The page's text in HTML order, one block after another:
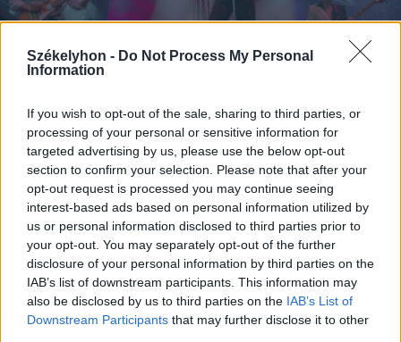
Székelyhon - Do Not Process My Personal
Information
If you wish to opt-out of the sale, sharing to third parties, or
processing of your personal or sensitive information for
targeted advertising by us, please use the below opt-out
section to confirm your selection. Please note that after your
opt-out request is processed you may continue seeing
interest-based ads based on personal information utilized by
us or personal information disclosed to third parties prior to
your opt-out. You may separately opt-out of the further
disclosure of your personal information by third parties on the
IAB’s list of downstream participants. This information may
also be disclosed by us to third parties on the IAB’s List of
Downstream Participants that may further disclose it to other
2026. augusztus 09., vasárnap
Magyar előadók Sziget-koncertjei
lesznek láthatók az M1-en